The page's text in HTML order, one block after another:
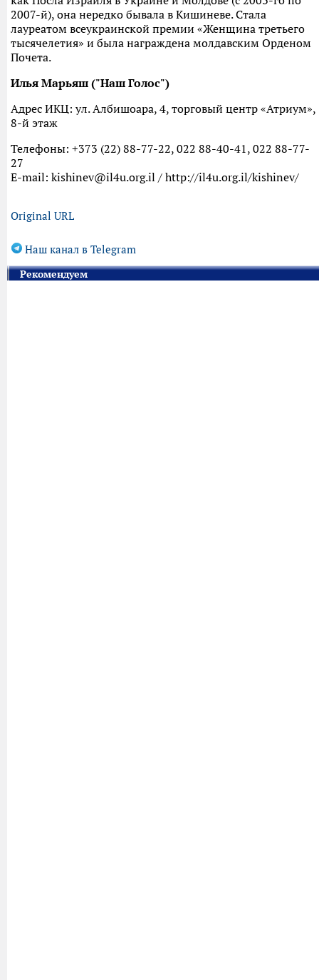
2007-й), она нередко бывала в Кишиневе. Стала
лауреатом всеукраинской премии «Женщина третьего
тысячелетия» и была награждена молдавским Орденом
Почета.
Илья Марьяш ("Наш Голос")
Адрес ИКЦ: ул. Албишоара, 4, торговый центр «Атриум»,
8-й этаж
Телефоны: +373 (22) 88-77-22, 022 88-40-41, 022 88-77-
27
E-mail: kishinev@il4u.org.il / http://il4u.org.il/kishinev/
Original URL
Наш канал в Telegram
Рекомендуем